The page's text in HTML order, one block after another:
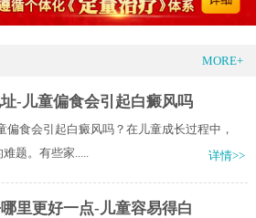
MORE+
-儿童偏食会引起白癜风吗
偏食会引起白癜风吗？在儿童成长过程中，
题。有些家.....
详情>>
里更好一点-儿童容易得白